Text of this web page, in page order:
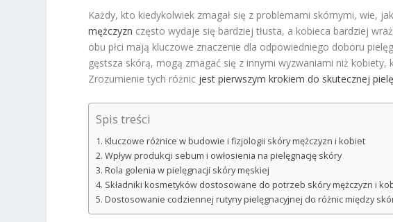
Każdy, kto kiedykolwiek zmagał się z problemami skórnymi, wie,
mężczyzn często wydaje się bardziej tłusta, a kobieca bardziej
obu płci mają kluczowe znaczenie dla odpowiedniego doboru
gęstsza skórą, mogą zmagać się z innymi wyzwaniami niż
Zrozumienie tych różnic jest pierwszym krokiem do skutecznej
Spis treści
Kluczowe różnice w budowie i fizjologii skóry mężczyzn i kobiet
Wpływ produkcji sebum i owłosienia na pielęgnację skóry
Rola golenia w pielęgnacji skóry męskiej
Składniki kosmetyków dostosowane do potrzeb skóry mężczyzn i
Dostosowanie codziennej rutyny pielęgnacyjnej do różnic między